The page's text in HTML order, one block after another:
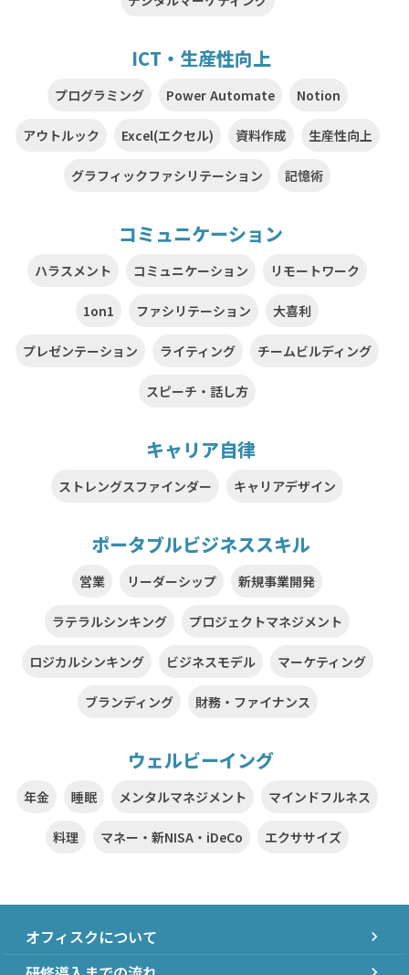
ICT・生産性向上
プログラミング Power Automate Notion
アウトルック Excel(エクセル) 資料作成 生産性向上
グラフィックファシリテーション 記憶術
コミュニケーション
ハラスメント コミュニケーション リモートワーク
1on1 ファシリテーション 大喜利
プレゼンテーション ライティング チームビルディング
スピーチ・話し方
キャリア自律
ストレングスファインダー キャリアデザイン
ポータブルビジネススキル
営業 リーダーシップ 新規事業開発
ラテラルシンキング プロジェクトマネジメント
ロジカルシンキング ビジネスモデル マーケティング
ブランディング 財務・ファイナンス
ウェルビーイング
年金 睡眠 メンタルマネジメント マインドフルネス
料理 マネー・新NISA・iDeCo エクササイズ
オフィスクについて chevron_right